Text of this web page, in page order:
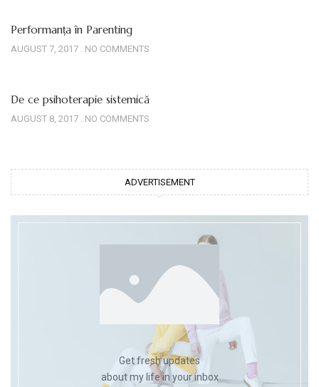
Performanța în Parenting
AUGUST 7, 2017 NO COMMENTS
De ce psihoterapie sistemică
AUGUST 8, 2017 NO COMMENTS
ADVERTISEMENT
Get fresh updates
about my life in your inbox